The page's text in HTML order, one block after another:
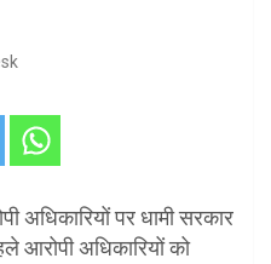
अधिकारियों पर धामी सरकार
आरोपी अधिकारियों को